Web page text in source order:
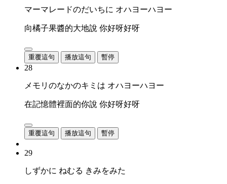
マーマレードのだいちに オハヨーハヨー
向橘子果醬的大地說 你好呀好呀
重覆這句 播放這句 暫停
28
メモリのなかのキミは オハヨーハヨー
在記憶體裡面的你說 你好呀好呀
重覆這句 播放這句 暫停
29
しずかに ねむる きみをみた